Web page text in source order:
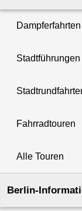
Dampferfahrten
Stadtführungen
Fahrradtouren
Alle Touren
Berlin-